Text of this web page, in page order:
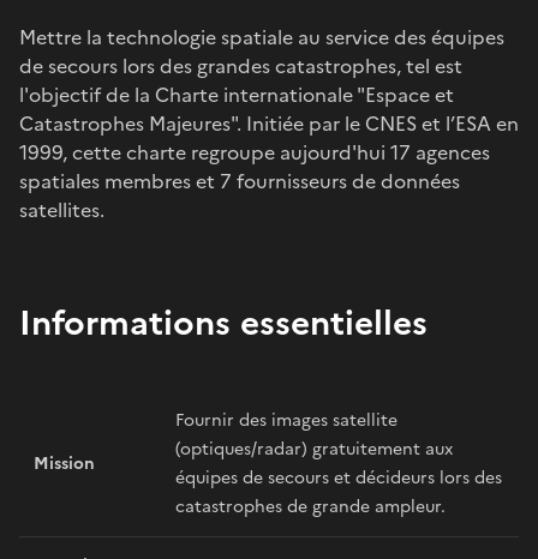
Mettre la technologie spatiale au service des équipes
de secours lors des grandes catastrophes, tel est
l'objectif de la Charte internationale "Espace et
Catastrophes Majeures". Initiée par le CNES et l’ESA en
1999, cette charte regroupe aujourd'hui 17 agences
spatiales membres et 7 fournisseurs de données
satellites.
Informations essentielles
Mission
Fournir des images satellite
(optiques/radar) gratuitement aux
équipes de secours et décideurs lors des
catastrophes de grande ampleur.